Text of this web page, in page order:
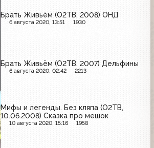
Брать Живьём (О2ТВ, 2008) ОНД
6 августа 2020, 13:51 1930
Брать Живьём (О2ТВ, 2007) Дельфины
6 августа 2020, 02:42 2213
Мифы и легенды. Без кляпа (О2ТВ,
10.06.2008) Сказка про мешок
10 августа 2020, 15:16 1958